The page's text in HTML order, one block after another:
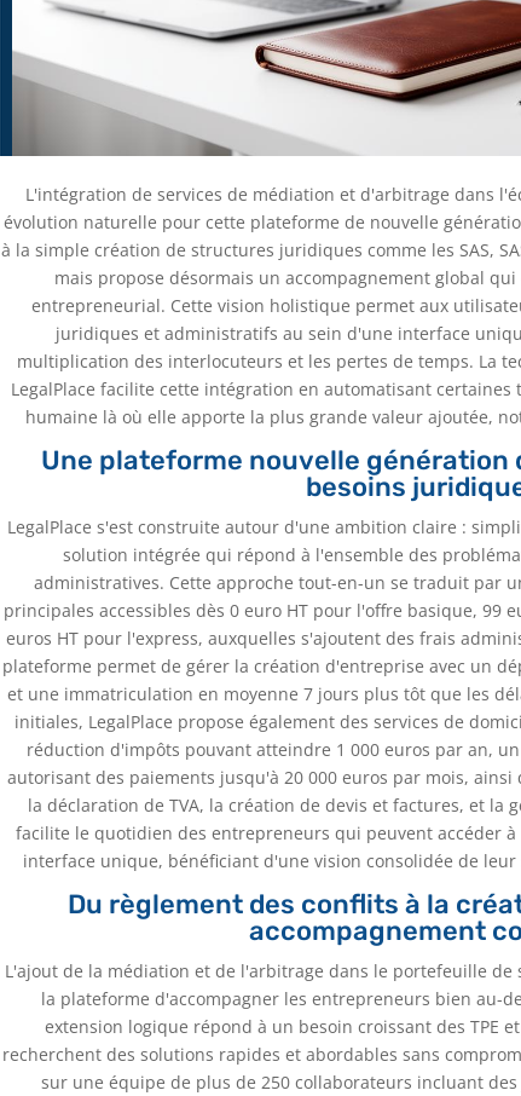
L'intégration de services de médiation et d'arbitrage dans
évolution naturelle pour cette plateforme de nouvelle
à la simple création de structures juridiques comme les SAS,
mais propose désormais un accompagnement global
entrepreneurial. Cette vision holistique permet aux
juridiques et administratifs au sein d'une interface
multiplication des interlocuteurs et les pertes de temps. La
LegalPlace facilite cette intégration en automatisant
humaine là où elle apporte la plus grande valeur ajoutée,
Une plateforme nouvelle génération
besoins
LegalPlace s'est construite autour d'une ambition claire :
solution intégrée qui répond à l'ensemble des
administratives. Cette approche tout-en-un se traduit par
principales accessibles dès 0 euro HT pour l'offre basique, 99
euros HT pour l'express, auxquelles s'ajoutent des frais
plateforme permet de gérer la création d'entreprise avec un
et une immatriculation en moyenne 7 jours plus tôt que les
initiales, LegalPlace propose également des services de
réduction d'impôts pouvant atteindre 1 000 euros par an,
autorisant des paiements jusqu'à 20 000 euros par mois,
la déclaration de TVA, la création de devis et factures, et la
facilite le quotidien des entrepreneurs qui peuvent accéder
interface unique, bénéficiant d'une vision consolidée de
Du règlement des conflits à la
accompagnement
L'ajout de la médiation et de l'arbitrage dans le portefeuille de
la plateforme d'accompagner les entrepreneurs bien au-
extension logique répond à un besoin croissant des TPE
recherchent des solutions rapides et abordables sans
sur une équipe de plus de 250 collaborateurs incluant